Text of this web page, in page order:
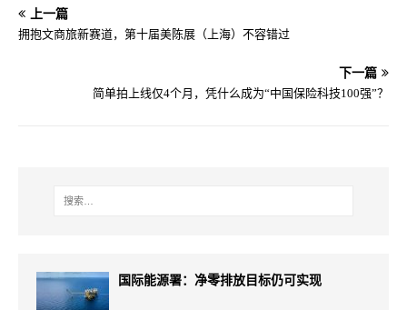
上一篇
拥抱文商旅新赛道，第十届美陈展（上海）不容错过
下一篇
简单拍上线仅4个月，凭什么成为“中国保险科技100强”？
国际能源署：净零排放目标仍可实现